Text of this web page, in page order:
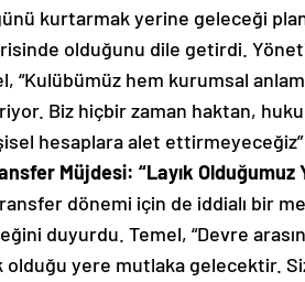
kurtarmak yerine geleceği
olduğunu dile getirdi.
“Kulübümüz hem kurumsal
Biz hiçbir zaman haktan,
hesaplara alet
Müjdesi: “Layık Olduğumuz
dönemi için de iddialı bir
duyurdu. Temel, “Devre
olduğu yere mutlaka gelecektir.